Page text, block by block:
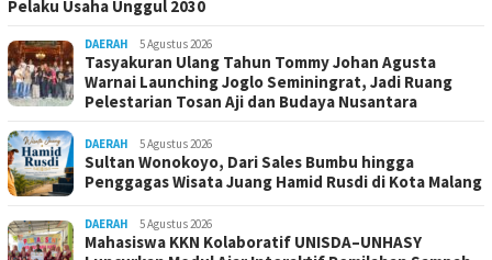
Pelaku Usaha Unggul 2030
DAERAH 5 Agustus 2026
Tasyakuran Ulang Tahun Tommy Johan Agusta
Warnai Launching Joglo Seminingrat, Jadi Ruang
Pelestarian Tosan Aji dan Budaya Nusantara
DAERAH 5 Agustus 2026
Sultan Wonokoyo, Dari Sales Bumbu hingga
Penggagas Wisata Juang Hamid Rusdi di Kota Malang
DAERAH 5 Agustus 2026
Mahasiswa KKN Kolaboratif UNISDA–UNHASY